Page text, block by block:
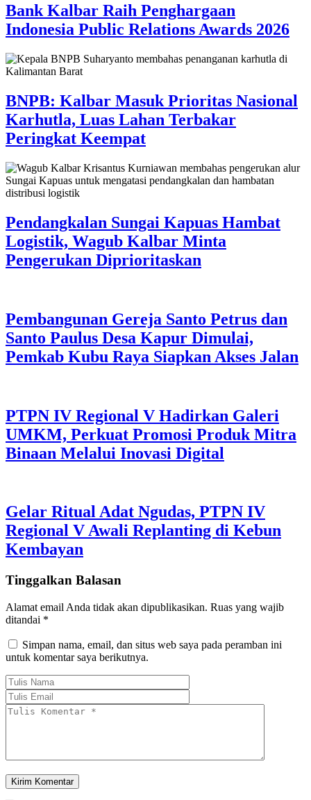
Bank Kalbar Raih Penghargaan
Indonesia Public Relations Awards 2026
BNPB: Kalbar Masuk Prioritas Nasional
Karhutla, Luas Lahan Terbakar
Peringkat Keempat
Pendangkalan Sungai Kapuas Hambat
Logistik, Wagub Kalbar Minta
Pengerukan Diprioritaskan
Pembangunan Gereja Santo Petrus dan
Santo Paulus Desa Kapur Dimulai,
Pemkab Kubu Raya Siapkan Akses Jalan
PTPN IV Regional V Hadirkan Galeri
UMKM, Perkuat Promosi Produk Mitra
Binaan Melalui Inovasi Digital
Gelar Ritual Adat Ngudas, PTPN IV
Regional V Awali Replanting di Kebun
Kembayan
Tinggalkan Balasan
Alamat email Anda tidak akan dipublikasikan. Ruas yang wajib
ditandai *
Simpan nama, email, dan situs web saya pada peramban ini
untuk komentar saya berikutnya.